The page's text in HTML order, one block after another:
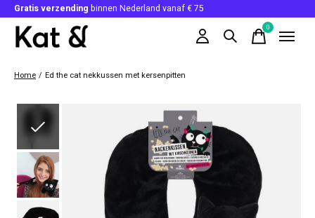
Gratis verzending binnen Nederland vanaf € 75
0items
Home / Ed the cat nekkussen met kersenpitten